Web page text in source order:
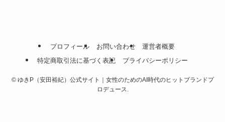
プロフィール お問い合わせ
運営者概要
特定商取引法に基づく表記
プライバシーポリシー
©ゆきP（安田裕紀）公式サイト｜女性のためのAI時代のヒットブランドプ
ロデュース.